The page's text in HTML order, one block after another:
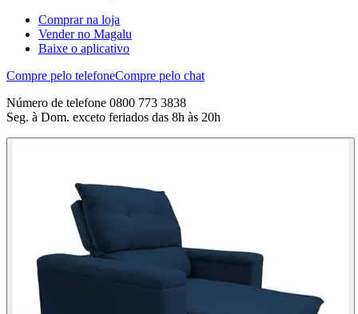
Comprar na loja
Vender no Magalu
Baixe o aplicativo
Compre pelo telefoneCompre pelo chat
Número de telefone 0800 773 3838
Seg. à Dom. exceto feriados das 8h às 20h